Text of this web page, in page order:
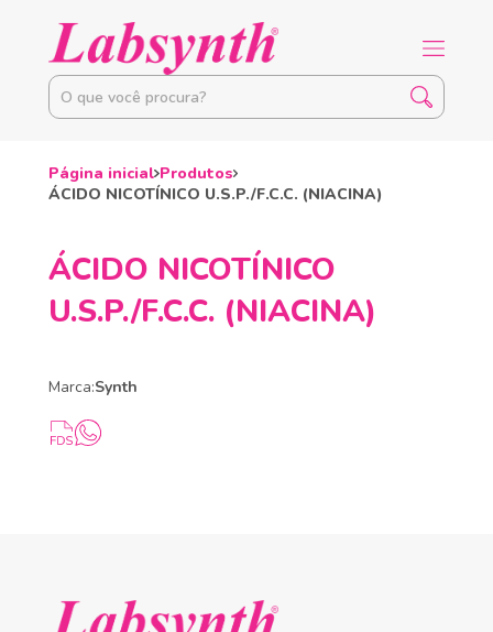
Página inicial Produtos
ÁCIDO NICOTÍNICO U.S.P./F.C.C. (NIACINA)
ÁCIDO NICOTÍNICO
U.S.P./F.C.C. (NIACINA)
Marca:Synth